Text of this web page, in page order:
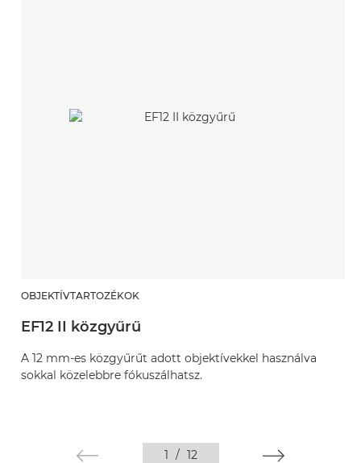
OBJEKTÍVTARTOZÉKOK
EF12 II közgyűrű
A 12 mm-es közgyűrűt adott objektívekkel használva
sokkal közelebbre fókuszálhatsz.
1 / 12